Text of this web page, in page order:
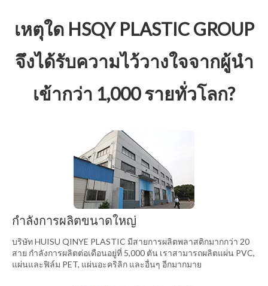
เหตุใด HSQY PLASTIC GROUP
จึงได้รับความไว้วางใจจากผู้นำ
เข้ากว่า 1,000 รายทั่วโลก?
กำลังการผลิตขนาดใหญ่
บริษัท HUISU QINYE PLASTIC มีสายการผลิตพลาสติกมากกว่า 20
สาย กำลังการผลิตต่อเดือนอยู่ที่ 5,000 ตัน เราสามารถผลิตแผ่น PVC,
แผ่นและฟิล์ม PET, แผ่นอะคริลิก และอื่นๆ อีกมากมาย